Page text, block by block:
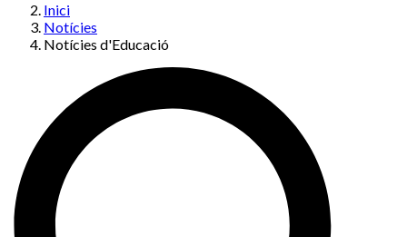
Inici
Notícies
Notícies d'Educació